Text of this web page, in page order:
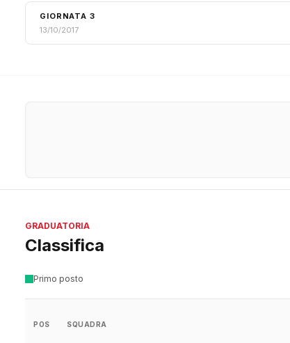
GIORNATA 3
13/10/2017
GRADUATORIA
Classifica
Primo posto
POS SQUADRA